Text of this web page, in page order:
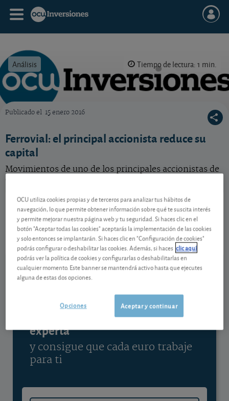
Análisis Tiempo de lectura: 1 min.
Publicado el 15 enero 2016
Ferrovial: el principal accionista reduce su
capital
Movimientos de uno de los principales accionistas de
Ferrovial
NL0015001FS8
10/08/2026 Madrid
57,38 EUR
0,02 EUR (0,03 %)
Ver detalladamente
Contenido reservado a SOCIOS
Gestiona tu dinero con visión
experta
y consigue que cada euro trabaje
para ti
OCU utiliza cookies propias y de terceros para analizar tus hábitos de
navegación, lo que permite obtener información sobre qué te suscita interés
y permite mejorar nuestra página web y tu seguridad. Si haces clic en el
botón "Aceptar todas las cookies" aceptarás la implementación de las cookies
y solo entonces se implantarán. Si haces clic en "Configuración de cookies"
podrás configurar o deshabilitar las cookies. Además, si haces clic aquí
podrás ver la política de cookies y configurarlas o deshabilitarlas en
cualquier momento. Este banner se mantendrá activo hasta que ejecutes
alguna de estas dos opciones.
Aceptar y continuar
Opciones